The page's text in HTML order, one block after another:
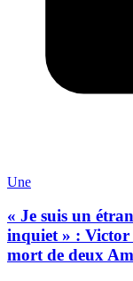
Une
« Je suis un
inquiet » :
mort de deux